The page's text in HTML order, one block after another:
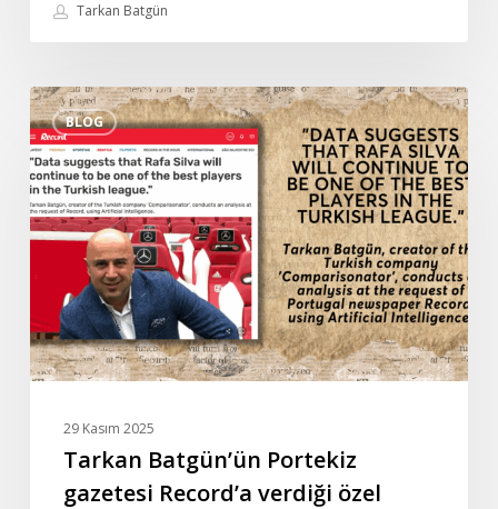
Tarkan Batgün
BLOG
Tarkan
Batgün’ün
Portekiz
gazetesi
Record’a
verdiği
röportaj:
“Veriler
Rafa
Silva’nın
29 Kasım 2025
Tarkan Batgün’ün Portekiz
gazetesi Record’a verdiği özel